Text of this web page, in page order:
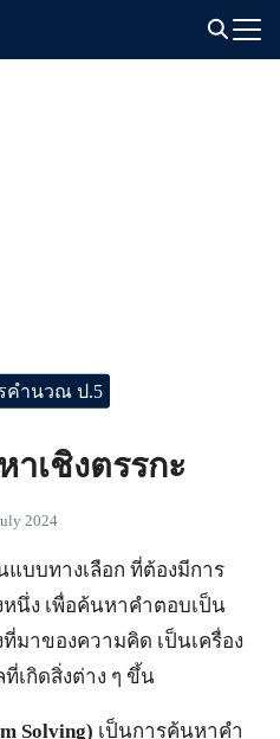
คำนวณ ป.5
เชิงตรรกะ
2024
แบบทางเลือก ที่ต้องมีการ
นึ่ง เพื่อค้นหาคำตอบเป็น
มาของความคิด เป็นเครื่อง
เกิดสิ่งต่าง ๆ ขึ้น
Solving) เป็นการค้นหาคำ